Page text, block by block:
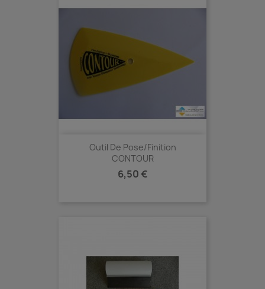
Outil De Pose/Finition
CONTOUR
Prix
6,50 €